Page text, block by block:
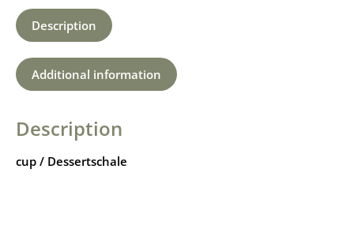
Description
Additional information
Description
cup / Dessertschale